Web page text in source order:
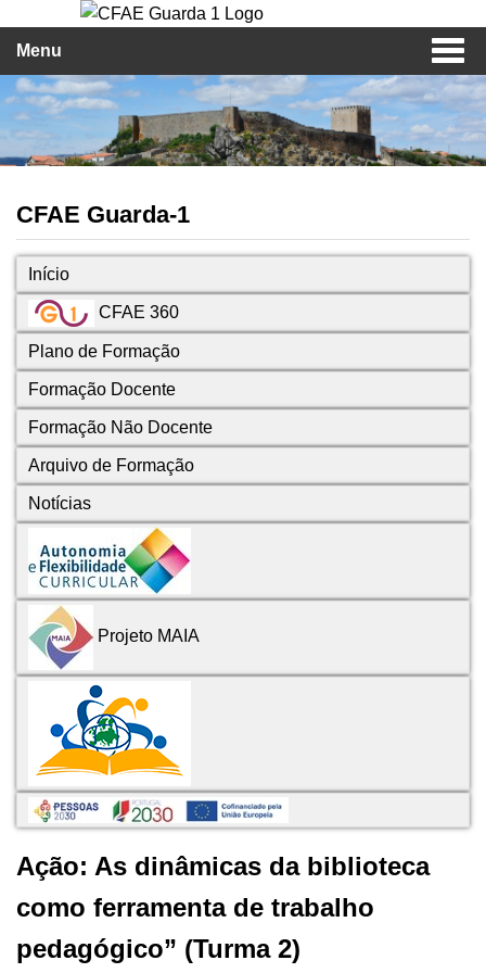
Menu
CFAE Guarda-1
Início
CFAE 360
Plano de Formação
Formação Docente
Formação Não Docente
Arquivo de Formação
Notícias
Projeto MAIA
Ação: As dinâmicas da biblioteca
como ferramenta de trabalho
pedagógico” (Turma 2)